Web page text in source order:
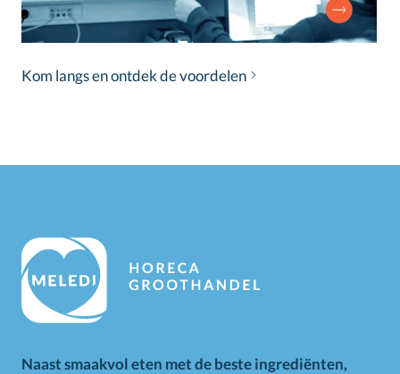
Kom langs en ontdek de voordelen
Naast smaakvol eten met de beste ingrediënten,